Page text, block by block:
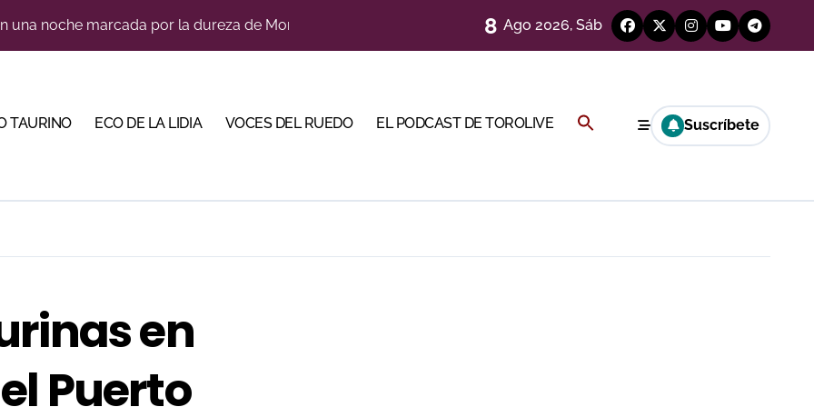
y Diego Tebas en una apertura de la Albahaca marcada por el buen juego de Los Maños
por los jóvenes con entradas desde un euro
y sale reforzado junto a Manzanares y Morante
8 Ago 2026, Sáb
TAURINO ECO DE LA LIDIA VOCES DEL RUEDO EL PODCAST DE TOROLIVE Buscar: Suscríbete
en
Puerto